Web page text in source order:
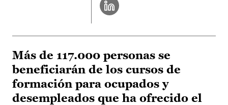
Más de 117.000 personas se
beneficiarán de los cursos de
formación para ocupados y
desempleados que ha ofrecido el